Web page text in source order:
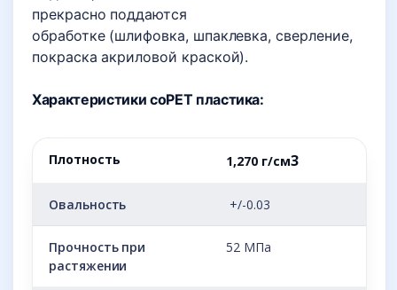
прекрасно поддаются
обработке (шлифовка, шпаклевка, сверление,
покраска акриловой краской).
Характеристики coPET пластика:
Плотность 1,270 г/см3
Овальность +/-0.03
Прочность при
растяжении
52 МПа